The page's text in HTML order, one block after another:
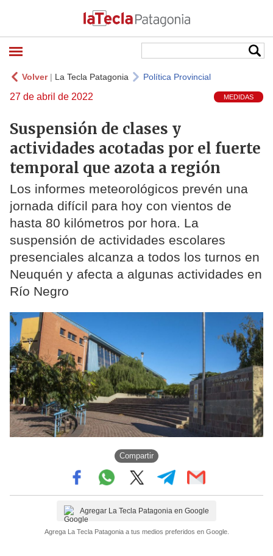
Volver| La Tecla Patagonia Política Provincial
27 de abril de 2022 MEDIDAS
Suspensión de clases y
actividades acotadas por el fuerte
temporal que azota a región
Los informes meteorológicos prevén una
jornada difícil para hoy con vientos de
hasta 80 kilómetros por hora. La
suspensión de actividades escolares
presenciales alcanza a todos los turnos en
Neuquén y afecta a algunas actividades en
Río Negro
Compartir
Agregar La Tecla Patagonia en Google
Agrega La Tecla Patagonia a tus medios preferidos en Google.